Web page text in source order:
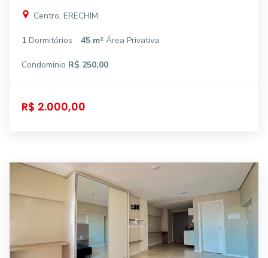
Centro, ERECHIM
1 Dormitórios 45 m² Área Privativa
Condomínio R$ 250,00
R$ 2.000,00